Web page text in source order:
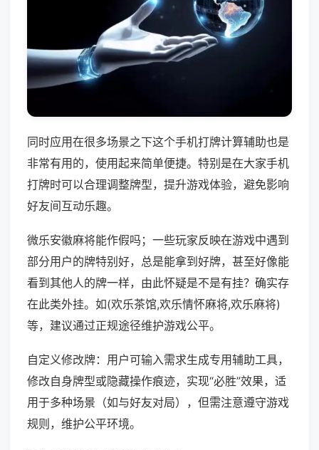
同时应用在很多场景之下这个手机打牌计算辅助也是
非常有用的，使用起来简单便捷。特别是在大家手机
打牌时可以合理调整牌型，提升游戏体验，避免影响
好友间互动乐趣。
微乐安徽麻将能作假吗；一些玩家反映在游戏中遇到
部分用户的牌特别好，总是能拿到好牌，甚至好像能
看到其他人的牌一样，由此怀疑是不是有挂？确实存
在此类外挂。如(欢乐茶馆,欢乐情怀麻将,欢乐麻将)
等，建议通过正规途径维护游戏公平。
自定义修改牌：用户可输入需求生成专用辅助工具，
修改自身牌型或隐藏操作痕迹，实现“必胜”效果，适
用于多种场景（如与好友对局），但需注意遵守游戏
规则，维护公平环境。